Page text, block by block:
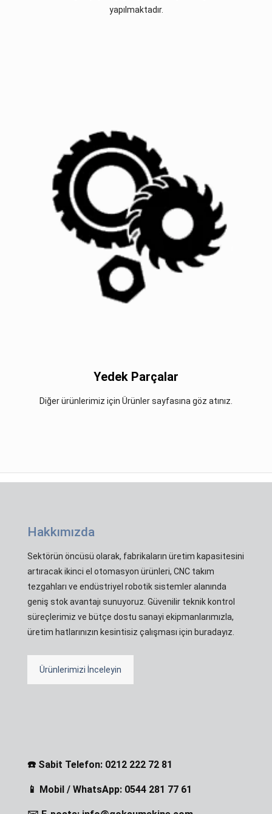
yapılmaktadır.
Yedek Parçalar
Diğer ürünlerimiz için Ürünler sayfasına göz atınız.
Hakkımızda
Sektörün öncüsü olarak, fabrikaların üretim kapasitesini
artıracak ikinci el otomasyon ürünleri, CNC takım
tezgahları ve endüstriyel robotik sistemler alanında
geniş stok avantajı sunuyoruz. Güvenilir teknik kontrol
süreçlerimiz ve bütçe dostu sanayi ekipmanlarımızla,
üretim hatlarınızın kesintisiz çalışması için buradayız.
Ürünlerimizi İnceleyin
☎️ Sabit Telefon: 0212 222 72 81
📱 Mobil / WhatsApp: 0544 281 77 61